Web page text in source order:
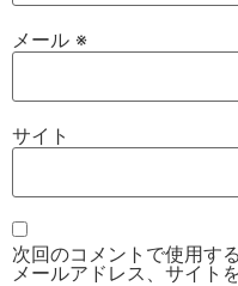
メール ※
サイト
次回のコメントで使用す
メールアドレス、サイト